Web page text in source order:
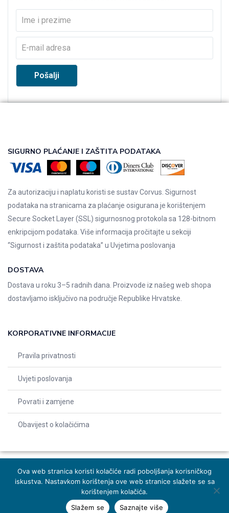
Dodaj u košaricu Naruči odmah
SIGURNO PLAĆANJE I ZAŠTITA PODATAKA
Za autorizaciju i naplatu koristi se sustav Corvus. Sigurnost
podataka na stranicama za plaćanje osigurana je korištenjem
Secure Socket Layer (SSL) sigurnosnog protokola sa 128-bitnom
enkripcijom podataka. Više informacija pročitajte u sekciji
“Sigurnost i zaštita podataka” u Uvjetima poslovanja
DOSTAVA
Dostava u roku 3–5 radnih dana. Proizvode iz našeg web shopa
dostavljamo isključivo na područje Republike Hrvatske.
KORPORATIVNE INFORMACIJE
Pravila privatnosti
Uvjeti poslovanja
Povrati i zamjene
Obavijest o kolačićima
© 2026 Indentals. Sva prava pridržana – Design by Michel studio
Ova web stranica koristi kolačiće radi poboljšanja korisničkog
iskustva. Nastavkom korištenja ove web stranice slažete se sa
korištenjem kolačića.
Slažem se
Saznajte više